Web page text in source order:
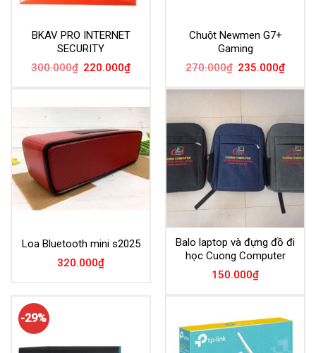
BKAV PRO INTERNET
SECURITY
300.000₫ Giá
220.000₫Giá
Chuột Newmen G7+
Gaming
270.000₫ Giá
235.000₫Giá
Loa Bluetooth mini s2025
320.000₫
Balo laptop và đựng đồ đi
học Cuong Computer
150.000₫
-29%